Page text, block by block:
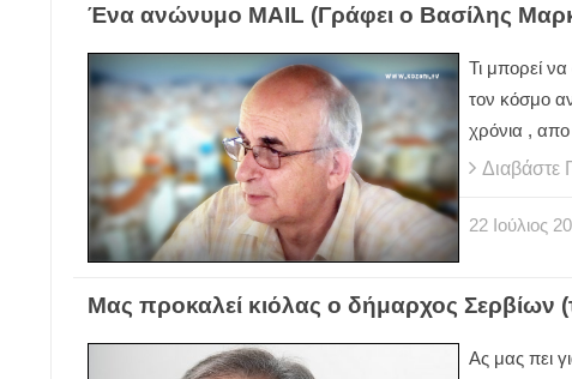
Ένα ανώνυμο ΜΑΙL (Γράφει ο Βασίλης
Τι μπορεί
τον κόσμο
χρόνια ,
Διαβάστε
22 Ιούλιος
Μας προκαλεί κιόλας ο δήμαρχος Σερβίων
Ας μας πει